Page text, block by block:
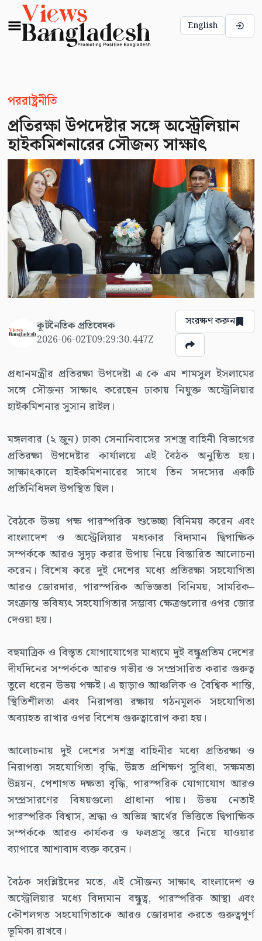
English
পররাষ্ট্রনীতি
প্রতিরক্ষা উপদেষ্টার সঙ্গে অস্ট্রেলিয়ান
হাইকমিশনারের সৌজন্য সাক্ষাৎ
কূটনৈতিক প্রতিবেদক
2026-06-02T09:29:30.447Z
সংরক্ষণ করুন
প্রধানমন্ত্রীর প্রতিরক্ষা উপদেষ্টা এ কে এম শামসুল ইসলামের
সঙ্গে সৌজন্য সাক্ষাৎ করেছেন ঢাকায় নিযুক্ত অস্ট্রেলিয়ার
হাইকমিশনার সুসান রাইল।
মঙ্গলবার (২ জুন) ঢাকা সেনানিবাসের সশস্ত্র বাহিনী বিভাগের
প্রতিরক্ষা উপদেষ্টার কার্যালয়ে এই বৈঠক অনুষ্ঠিত হয়।
সাক্ষাৎকালে হাইকমিশনারের সাথে তিন সদস্যের একটি
প্রতিনিধিদল উপস্থিত ছিল।
বৈঠকে উভয় পক্ষ পারস্পরিক শুভেচ্ছা বিনিময় করেন এবং
বাংলাদেশ ও অস্ট্রেলিয়ার মধ্যকার বিদ্যমান দ্বিপাক্ষিক
সম্পর্ককে আরও সুদৃঢ় করার উপায় নিয়ে বিস্তারিত আলোচনা
করেন। বিশেষ করে দুই দেশের মধ্যে প্রতিরক্ষা সহযোগিতা
আরও জোরদার, পারস্পরিক অভিজ্ঞতা বিনিময়, সামরিক–
সংক্রান্ত ভবিষ্যৎ সহযোগিতার সম্ভাব্য ক্ষেত্রগুলোর ওপর জোর
দেওয়া হয়।
বহুমাত্রিক ও বিস্তৃত যোগাযোগের মাধ্যমে দুই বন্ধুপ্রতিম দেশের
দীর্ঘদিনের সম্পর্ককে আরও গভীর ও সম্প্রসারিত করার গুরুত্ব
তুলে ধরেন উভয় পক্ষই। এ ছাড়াও আঞ্চলিক ও বৈশ্বিক শান্তি,
স্থিতিশীলতা এবং নিরাপত্তা রক্ষায় গঠনমূলক সহযোগিতা
অব্যাহত রাখার ওপর বিশেষ গুরুত্বারোপ করা হয়।
আলোচনায় দুই দেশের সশস্ত্র বাহিনীর মধ্যে প্রতিরক্ষা ও
নিরাপত্তা সহযোগিতা বৃদ্ধি, উন্নত প্রশিক্ষণ সুবিধা, সক্ষমতা
উন্নয়ন, পেশাগত দক্ষতা বৃদ্ধি, পারস্পরিক যোগাযোগ আরও
সম্প্রসারণের বিষয়গুলো প্রাধান্য পায়। উভয় নেতাই
পারস্পরিক বিশ্বাস, শ্রদ্ধা ও অভিন্ন স্বার্থের ভিত্তিতে দ্বিপাক্ষিক
সম্পর্ককে আরও কার্যকর ও ফলপ্রসূ স্তরে নিয়ে যাওয়ার
ব্যাপারে আশাবাদ ব্যক্ত করেন।
বৈঠক সংশ্লিষ্টদের মতে, এই সৌজন্য সাক্ষাৎ বাংলাদেশ ও
অস্ট্রেলিয়ার মধ্যে বিদ্যমান বন্ধুত্ব, পারস্পরিক আস্থা এবং
কৌশলগত সহযোগিতাকে আরও জোরদার করতে গুরুত্বপূর্ণ
ভূমিকা রাখবে।